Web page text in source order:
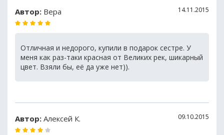
Автор: Вера 14.11.2015
Отличная и недорого, купили в подарок сестре. У
меня как раз-таки красная от Великих рек, шикарный
цвет. Взяли бы, её да уже нет)).
Автор: Алексей К. 09.10.2015